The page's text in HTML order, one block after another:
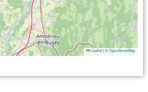
Leaflet |©OpenStreetMap